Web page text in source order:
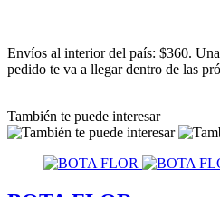
Envíos al interior del país: $360.
pedido te va a llegar dentro de las
También te puede interesar